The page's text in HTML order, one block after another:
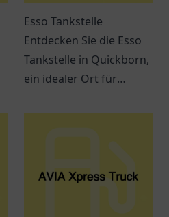
Esso Tankstelle
Entdecken Sie die Esso
Tankstelle in Quickborn,
ein idealer Ort für
auf der E45.